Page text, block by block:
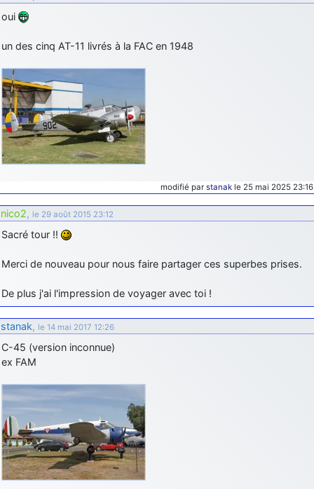
oui
un des cinq AT-11 livrés à la FAC en 1948
modifié par stanak le 25 mai 2025 23:16
nico2, le 29 août 2015 23:12
Sacré tour !!
Merci de nouveau pour nous faire partager ces superbes prises.
De plus j'ai l'impression de voyager avec toi !
stanak, le 14 mai 2017 12:26
C-45 (version inconnue)
ex FAM